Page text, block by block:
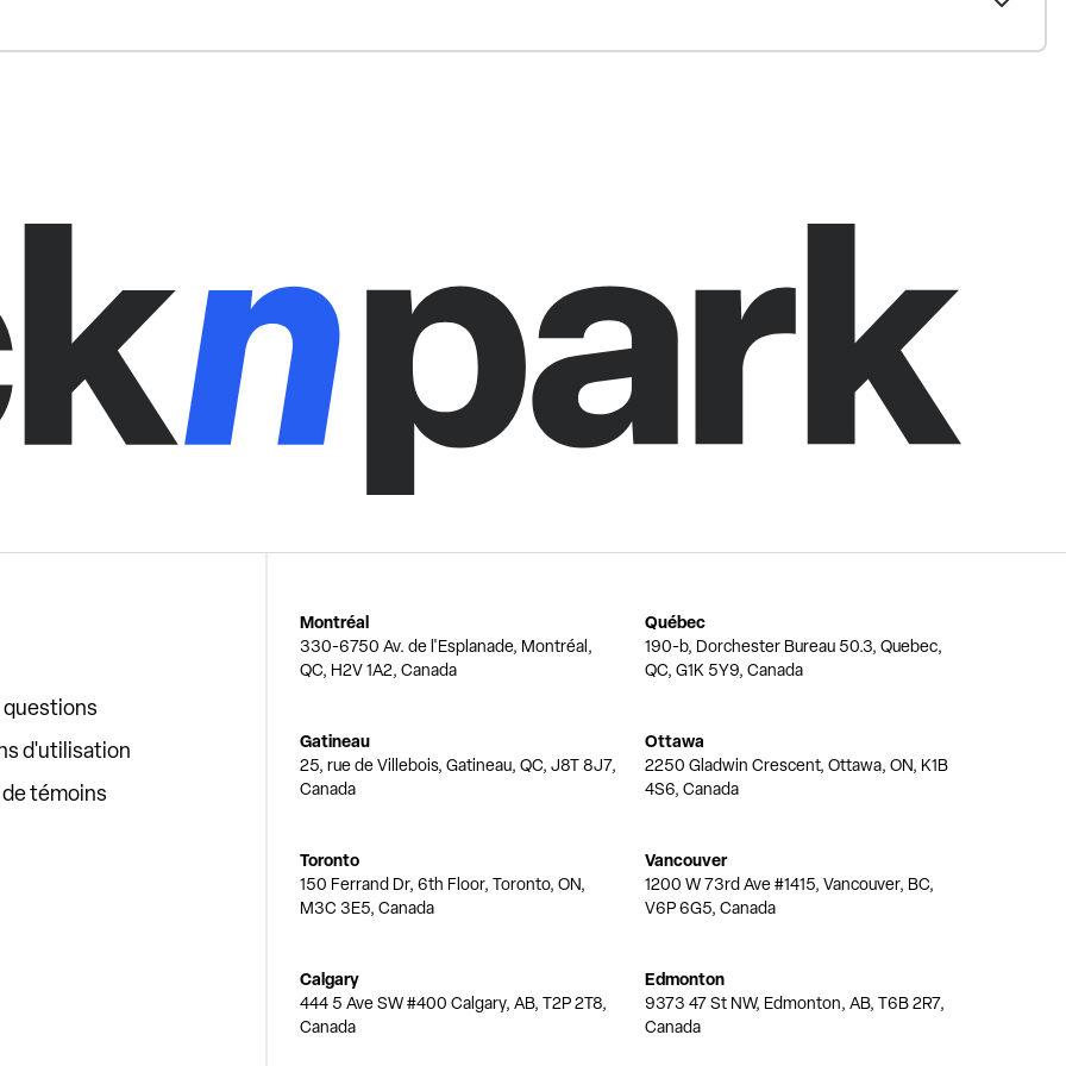
questions
d'utilisation
témoins
Montréal
330-6750 Av. de l'Esplanade, Montréal,
QC, H2V 1A2, Canada
Québec
190-b, Dorchester Bureau 50.3, Quebec,
QC, G1K 5Y9, Canada
Gatineau
25, rue de Villebois, Gatineau, QC, J8T 8J7,
Canada
Ottawa
2250 Gladwin Crescent, Ottawa, ON, K1B
4S6, Canada
Toronto
150 Ferrand Dr, 6th Floor, Toronto, ON,
M3C 3E5, Canada
Vancouver
1200 W 73rd Ave #1415, Vancouver, BC,
V6P 6G5, Canada
Calgary
444 5 Ave SW #400 Calgary, AB, T2P 2T8,
Canada
Edmonton
9373 47 St NW, Edmonton, AB, T6B 2R7,
Canada